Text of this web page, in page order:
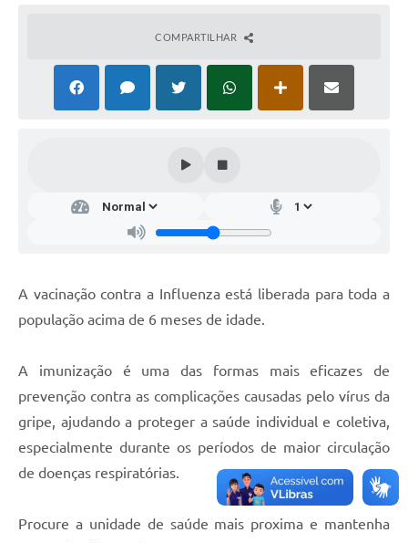
COMPARTILHAR
A vacinação contra a Influenza está liberada para toda a
população acima de 6 meses de idade.
A imunização é uma das formas mais eficazes de
prevenção contra as complicações causadas pelo vírus da
gripe, ajudando a proteger a saúde individual e coletiva,
especialmente durante os períodos de maior circulação
de doenças respiratórias.
Procure a unidade de saúde mais proxima e mantenha